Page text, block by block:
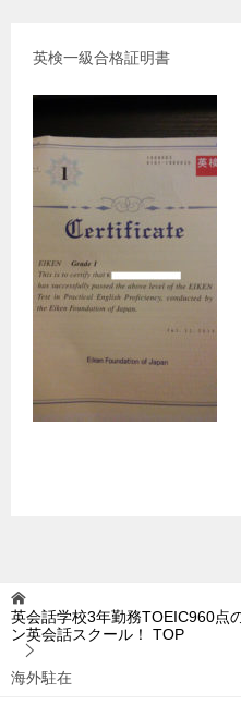
英検一級合格証明書
英会話学校3年勤務TOEIC960点
ン英会話スクール！
TOP
海外駐在